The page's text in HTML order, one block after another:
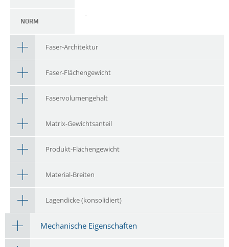
NORM
-
Faser-Architektur
Faser-Flächengewicht
Faservolumengehalt
Matrix-Gewichtsanteil
Produkt-Flächengewicht
Material-Breiten
Lagendicke (konsolidiert)
Mechanische Eigenschaften